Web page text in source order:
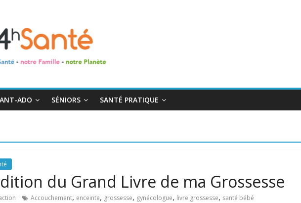
ADO SÉNIORS SANTÉ PRATIQUE
du Grand Livre de ma Grossesse
Accouchement, enceinte, grossesse, gynécologue, livre grossesse, santé bébé